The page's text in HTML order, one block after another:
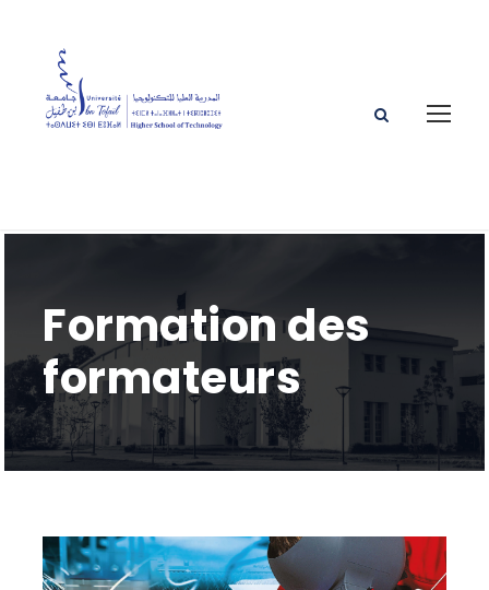
Formation des
formateurs